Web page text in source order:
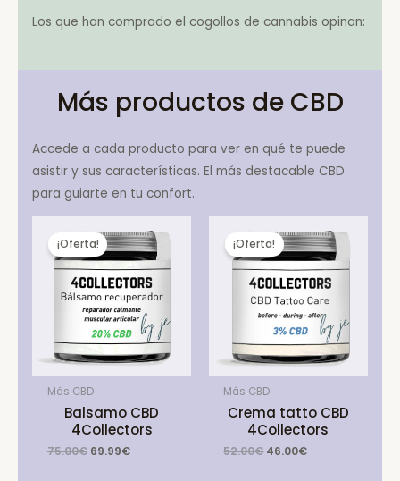
Los que han comprado el cogollos de cannabis opinan:
Más productos de CBD
Accede a cada producto para ver en qué te puede
asistir y sus características. El más destacable CBD
para guiarte en tu confort.
¡Oferta!
Más CBD
Balsamo CBD
4Collectors
75.00€ Original
69.99€Current
¡Oferta!
Más CBD
Crema tatto CBD
4Collectors
52.00€ Original
46.00€Current